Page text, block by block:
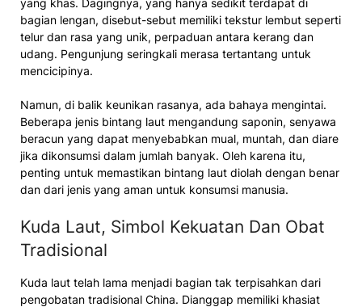
yang khas. Dagingnya, yang hanya sedikit terdapat di
bagian lengan, disebut-sebut memiliki tekstur lembut seperti
telur dan rasa yang unik, perpaduan antara kerang dan
udang. Pengunjung seringkali merasa tertantang untuk
mencicipinya.
Namun, di balik keunikan rasanya, ada bahaya mengintai.
Beberapa jenis bintang laut mengandung saponin, senyawa
beracun yang dapat menyebabkan mual, muntah, dan diare
jika dikonsumsi dalam jumlah banyak. Oleh karena itu,
penting untuk memastikan bintang laut diolah dengan benar
dan dari jenis yang aman untuk konsumsi manusia.
Kuda Laut, Simbol Kekuatan Dan Obat
Tradisional
Kuda laut telah lama menjadi bagian tak terpisahkan dari
pengobatan tradisional China. Dianggap memiliki khasiat